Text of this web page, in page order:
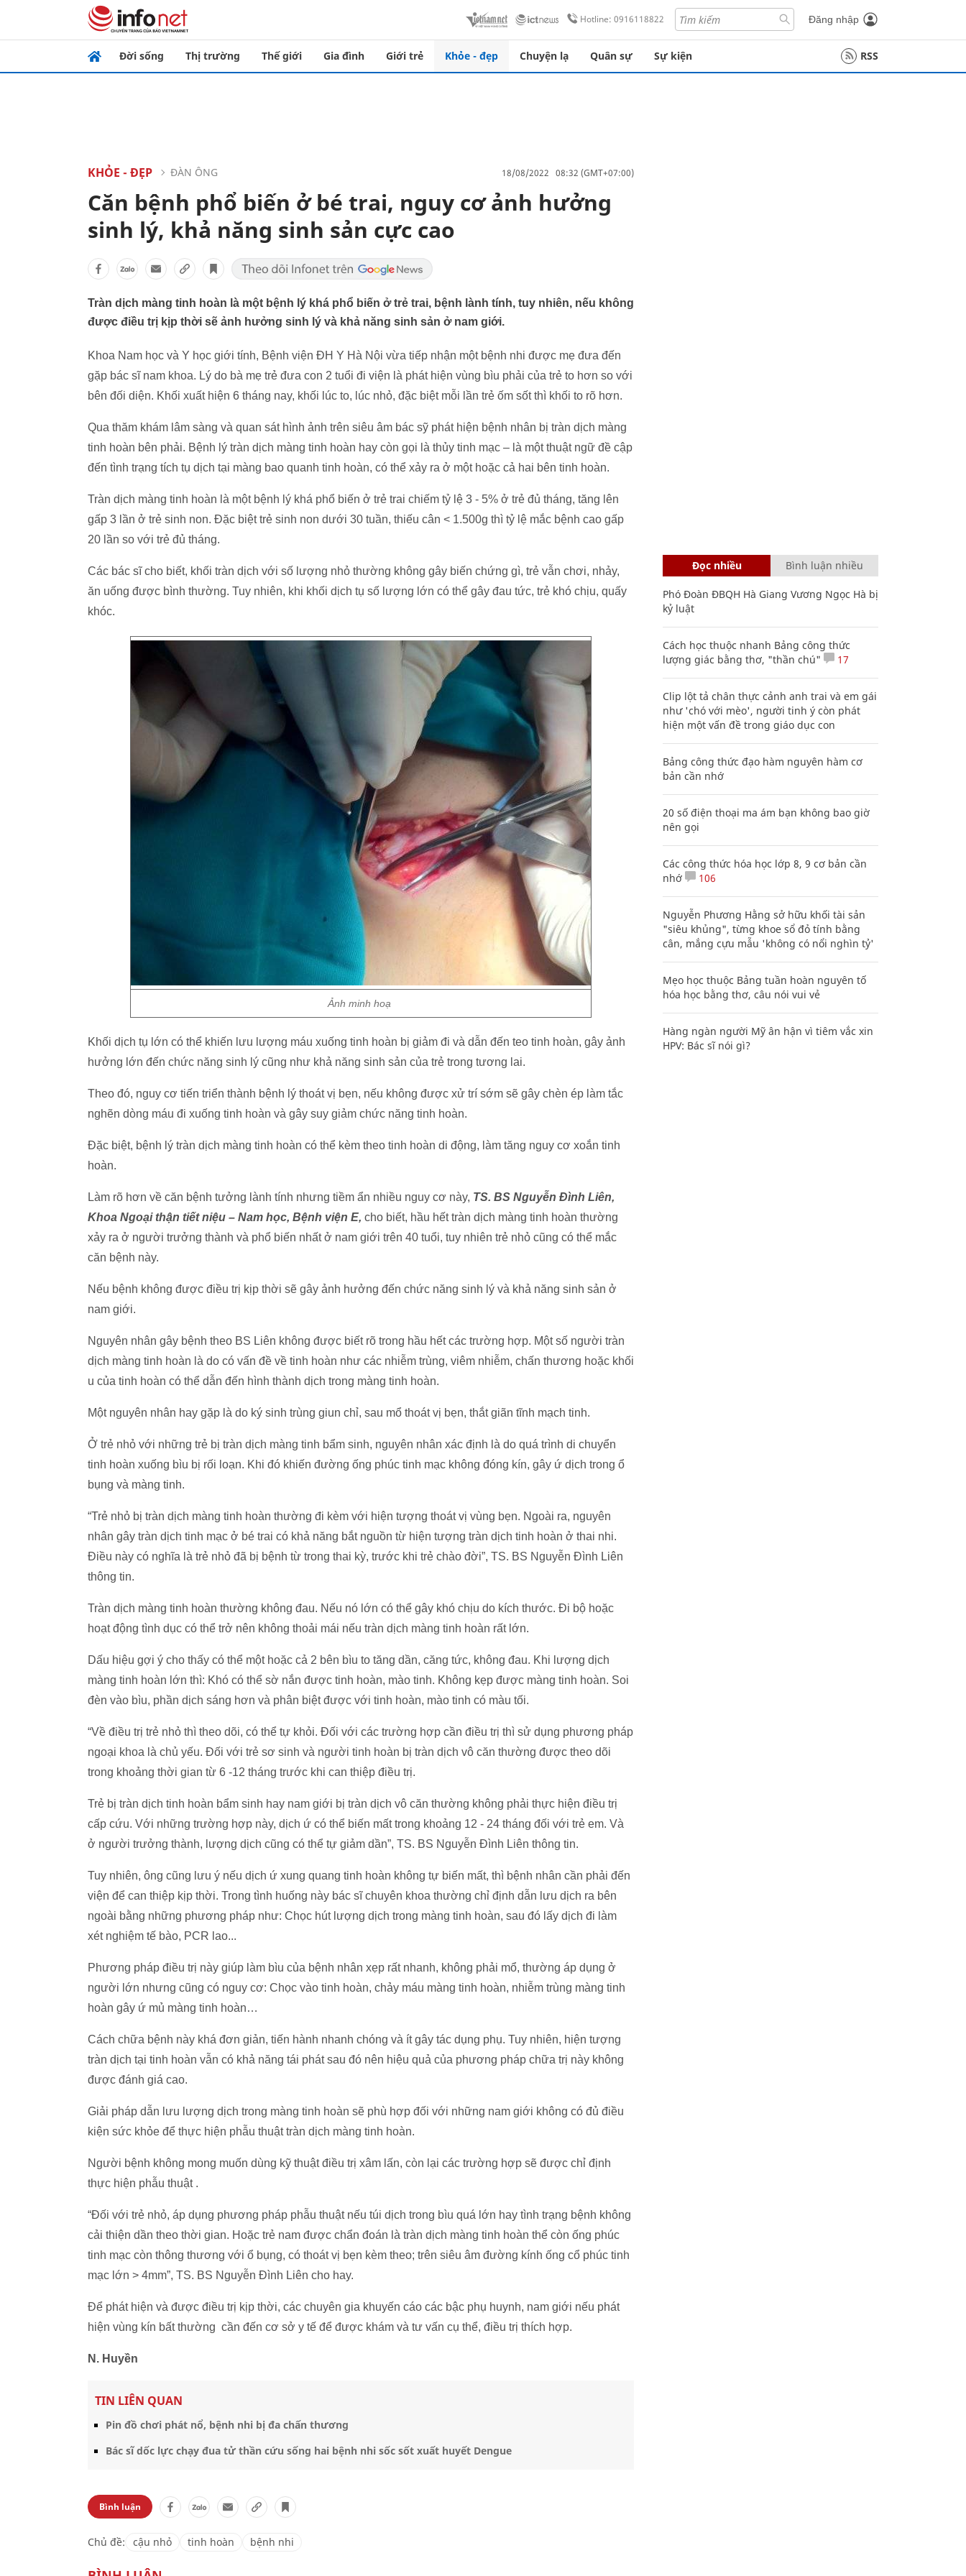
Hotline: 0916118822 Đăng nhập
Đời sống Thị trường Thế giới Gia đình Giới trẻ Khỏe - đẹp Chuyện lạ Quân sự Sự kiện RSS
KHỎE - ĐẸP ĐÀN ÔNG 18/08/2022 08:32 (GMT+07:00)
Căn bệnh phổ biến ở bé trai, nguy cơ ảnh hưởng
sinh lý, khả năng sinh sản cực cao
Tràn dịch màng tinh hoàn là một bệnh lý khá phổ biến ở trẻ trai, bệnh lành tính, tuy nhiên, nếu không
được điều trị kịp thời sẽ ảnh hưởng sinh lý và khả năng sinh sản ở nam giới.
Khoa Nam học và Y học giới tính, Bệnh viện ĐH Y Hà Nội vừa tiếp nhận một bệnh nhi được mẹ đưa đến
gặp bác sĩ nam khoa. Lý do bà mẹ trẻ đưa con 2 tuổi đi viện là phát hiện vùng bìu phải của trẻ to hơn so với
bên đối diện. Khối xuất hiện 6 tháng nay, khối lúc to, lúc nhỏ, đặc biệt mỗi lần trẻ ốm sốt thì khối to rõ hơn.
Qua thăm khám lâm sàng và quan sát hình ảnh trên siêu âm bác sỹ phát hiện bệnh nhân bị tràn dịch màng
tinh hoàn bên phải. Bệnh lý tràn dịch màng tinh hoàn hay còn gọi là thủy tinh mạc – là một thuật ngữ đề cập
đến tình trạng tích tụ dịch tại màng bao quanh tinh hoàn, có thể xảy ra ở một hoặc cả hai bên tinh hoàn.
Tràn dịch màng tinh hoàn là một bệnh lý khá phổ biến ở trẻ trai chiếm tỷ lệ 3 - 5% ở trẻ đủ tháng, tăng lên
gấp 3 lần ở trẻ sinh non. Đặc biệt trẻ sinh non dưới 30 tuần, thiếu cân < 1.500g thì tỷ lệ mắc bệnh cao gấp
20 lần so với trẻ đủ tháng.
Các bác sĩ cho biết, khối tràn dịch với số lượng nhỏ thường không gây biến chứng gì, trẻ vẫn chơi, nhảy,
ăn uống được bình thường. Tuy nhiên, khi khối dịch tụ số lượng lớn có thể gây đau tức, trẻ khó chịu, quấy
khóc.
Ảnh minh hoạ
Khối dịch tụ lớn có thể khiến lưu lượng máu xuống tinh hoàn bị giảm đi và dẫn đến teo tinh hoàn, gây ảnh
hưởng lớn đến chức năng sinh lý cũng như khả năng sinh sản của trẻ trong tương lai.
Theo đó, nguy cơ tiến triển thành bệnh lý thoát vị bẹn, nếu không được xử trí sớm sẽ gây chèn ép làm tắc
nghẽn dòng máu đi xuống tinh hoàn và gây suy giảm chức năng tinh hoàn.
Đặc biệt, bệnh lý tràn dịch màng tinh hoàn có thể kèm theo tinh hoàn di động, làm tăng nguy cơ xoắn tinh
hoàn.
Làm rõ hơn về căn bệnh tưởng lành tính nhưng tiềm ẩn nhiều nguy cơ này, TS. BS Nguyễn Đình Liên,
Khoa Ngoại thận tiết niệu – Nam học, Bệnh viện E, cho biết, hầu hết tràn dịch màng tinh hoàn thường
xảy ra ở người trưởng thành và phổ biến nhất ở nam giới trên 40 tuổi, tuy nhiên trẻ nhỏ cũng có thể mắc
căn bệnh này.
Nếu bệnh không được điều trị kịp thời sẽ gây ảnh hưởng đến chức năng sinh lý và khả năng sinh sản ở
nam giới.
Nguyên nhân gây bệnh theo BS Liên không được biết rõ trong hầu hết các trường hợp. Một số người tràn
dịch màng tinh hoàn là do có vấn đề về tinh hoàn như các nhiễm trùng, viêm nhiễm, chấn thương hoặc khối
u của tinh hoàn có thể dẫn đến hình thành dịch trong màng tinh hoàn.
Một nguyên nhân hay gặp là do ký sinh trùng giun chỉ, sau mổ thoát vị bẹn, thắt giãn tĩnh mạch tinh.
Ở trẻ nhỏ với những trẻ bị tràn dịch màng tinh bẩm sinh, nguyên nhân xác định là do quá trình di chuyển
tinh hoàn xuống bìu bị rối loạn. Khi đó khiến đường ống phúc tinh mạc không đóng kín, gây ứ dịch trong ổ
bụng và màng tinh.
“Trẻ nhỏ bị tràn dịch màng tinh hoàn thường đi kèm với hiện tượng thoát vị vùng bẹn. Ngoài ra, nguyên
nhân gây tràn dịch tinh mạc ở bé trai có khả năng bắt nguồn từ hiện tượng tràn dịch tinh hoàn ở thai nhi.
Điều này có nghĩa là trẻ nhỏ đã bị bệnh từ trong thai kỳ, trước khi trẻ chào đời”, TS. BS Nguyễn Đình Liên
thông tin.
Tràn dịch màng tinh hoàn thường không đau. Nếu nó lớn có thể gây khó chịu do kích thước. Đi bộ hoặc
hoạt động tình dục có thể trở nên không thoải mái nếu tràn dịch màng tinh hoàn rất lớn.
Dấu hiệu gợi ý cho thấy có thể một hoặc cả 2 bên bìu to tăng dần, căng tức, không đau. Khi lượng dịch
màng tinh hoàn lớn thì: Khó có thể sờ nắn được tinh hoàn, mào tinh. Không kẹp được màng tinh hoàn. Soi
đèn vào bìu, phần dịch sáng hơn và phân biệt được với tinh hoàn, mào tinh có màu tối.
“Về điều trị trẻ nhỏ thì theo dõi, có thể tự khỏi. Đối với các trường hợp cần điều trị thì sử dụng phương pháp
ngoại khoa là chủ yếu. Đối với trẻ sơ sinh và người tinh hoàn bị tràn dịch vô căn thường được theo dõi
trong khoảng thời gian từ 6 -12 tháng trước khi can thiệp điều trị.
Trẻ bị tràn dịch tinh hoàn bẩm sinh hay nam giới bị tràn dịch vô căn thường không phải thực hiện điều trị
cấp cứu. Với những trường hợp này, dịch ứ có thể biến mất trong khoảng 12 - 24 tháng đối với trẻ em. Và
ở người trưởng thành, lượng dịch cũng có thể tự giảm dần”, TS. BS Nguyễn Đình Liên thông tin.
Tuy nhiên, ông cũng lưu ý nếu dịch ứ xung quang tinh hoàn không tự biến mất, thì bệnh nhân cần phải đến
viện để can thiệp kịp thời. Trong tình huống này bác sĩ chuyên khoa thường chỉ định dẫn lưu dịch ra bên
ngoài bằng những phương pháp như: Chọc hút lượng dịch trong màng tinh hoàn, sau đó lấy dịch đi làm
xét nghiệm tế bào, PCR lao...
Phương pháp điều trị này giúp làm bìu của bệnh nhân xẹp rất nhanh, không phải mổ, thường áp dụng ở
người lớn nhưng cũng có nguy cơ: Chọc vào tinh hoàn, chảy máu màng tinh hoàn, nhiễm trùng màng tinh
hoàn gây ứ mủ màng tinh hoàn…
Cách chữa bệnh này khá đơn giản, tiến hành nhanh chóng và ít gây tác dụng phụ. Tuy nhiên, hiện tượng
tràn dịch tại tinh hoàn vẫn có khả năng tái phát sau đó nên hiệu quả của phương pháp chữa trị này không
được đánh giá cao.
Giải pháp dẫn lưu lượng dịch trong màng tinh hoàn sẽ phù hợp đối với những nam giới không có đủ điều
kiện sức khỏe để thực hiện phẫu thuật tràn dịch màng tinh hoàn.
Người bệnh không mong muốn dùng kỹ thuật điều trị xâm lấn, còn lại các trường hợp sẽ được chỉ định
thực hiện phẫu thuật .
“Đối với trẻ nhỏ, áp dụng phương pháp phẫu thuật nếu túi dịch trong bìu quá lớn hay tình trạng bệnh không
cải thiện dần theo thời gian. Hoặc trẻ nam được chẩn đoán là tràn dịch màng tinh hoàn thể còn ống phúc
tinh mạc còn thông thương với ổ bụng, có thoát vị bẹn kèm theo; trên siêu âm đường kính ống cổ phúc tinh
mạc lớn > 4mm”, TS. BS Nguyễn Đình Liên cho hay.
Để phát hiện và được điều trị kịp thời, các chuyên gia khuyến cáo các bậc phụ huynh, nam giới nếu phát
hiện vùng kín bất thường cần đến cơ sở y tế để được khám và tư vấn cụ thể, điều trị thích hợp.
N. Huyền
TIN LIÊN QUAN
Pin đồ chơi phát nổ, bệnh nhi bị đa chấn thương
Bác sĩ dốc lực chạy đua tử thần cứu sống hai bệnh nhi sốc sốt xuất huyết Dengue
Bình luận
Chủ đề: cậu nhỏ tinh hoàn bệnh nhi
Đọc nhiều Bình luận nhiều
Phó Đoàn ĐBQH Hà Giang Vương Ngọc Hà bị
kỷ luật
Cách học thuộc nhanh Bảng công thức
lượng giác bằng thơ, "thần chú"
17
Clip lột tả chân thực cảnh anh trai và em gái
như 'chó với mèo', người tinh ý còn phát
hiện một vấn đề trong giáo dục con
Bảng công thức đạo hàm nguyên hàm cơ
bản cần nhớ
20 số điện thoại ma ám bạn không bao giờ
nên gọi
Các công thức hóa học lớp 8, 9 cơ bản cần
nhớ
106
Nguyễn Phương Hằng sở hữu khối tài sản
"siêu khủng", từng khoe sổ đỏ tính bằng
cân, mắng cựu mẫu 'không có nổi nghìn tỷ'
Mẹo học thuộc Bảng tuần hoàn nguyên tố
hóa học bằng thơ, câu nói vui vẻ
Hàng ngàn người Mỹ ân hận vì tiêm vắc xin
HPV: Bác sĩ nói gì?